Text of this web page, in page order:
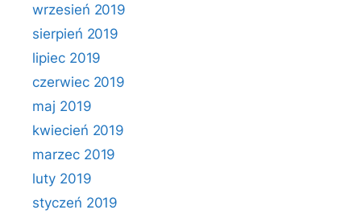
wrzesień 2019
sierpień 2019
lipiec 2019
czerwiec 2019
maj 2019
kwiecień 2019
marzec 2019
luty 2019
styczeń 2019